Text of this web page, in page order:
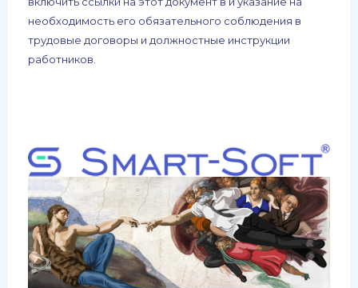
необходимость его обязательного соблюдения в
трудовые договоры и должностные инструкции
работников.